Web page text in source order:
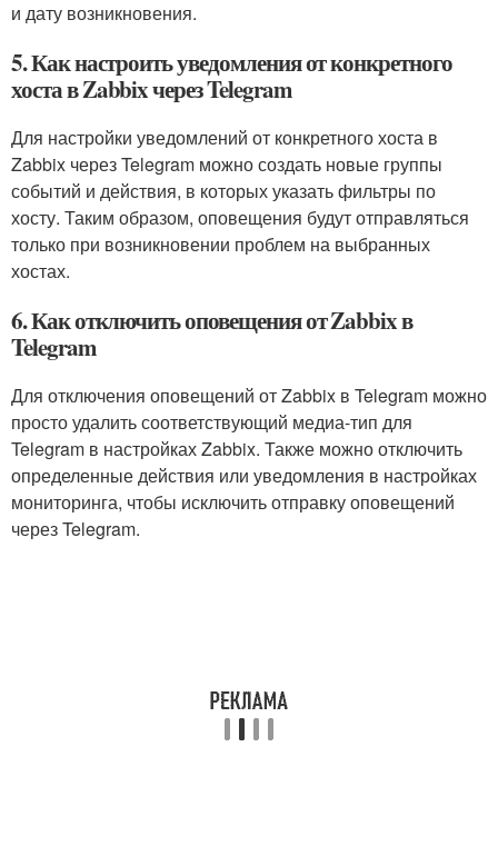
и дату возникновения.
5. Как настроить уведомления от конкретного
хоста в Zabbix через Telegram
Для настройки уведомлений от конкретного хоста в
Zabbix через Telegram можно создать новые группы
событий и действия, в которых указать фильтры по
хосту. Таким образом, оповещения будут отправляться
только при возникновении проблем на выбранных
хостах.
6. Как отключить оповещения от Zabbix в
Telegram
Для отключения оповещений от Zabbix в Telegram можно
просто удалить соответствующий медиа-тип для
Telegram в настройках Zabbix. Также можно отключить
определенные действия или уведомления в настройках
мониторинга, чтобы исключить отправку оповещений
через Telegram.